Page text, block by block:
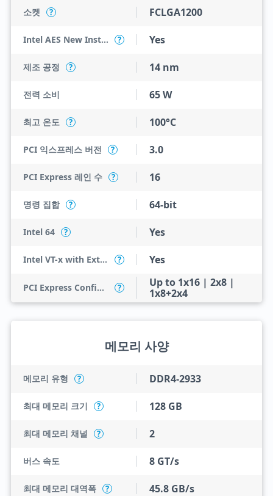
소켓 ? FCLGA1200
Intel AES New Instructions ? Yes
제조 공정 ? 14 nm
전력 소비 65 W
최고 온도 ? 100°C
PCI 익스프레스 버전 ? 3.0
PCI Express 레인 수 ? 16
명령 집합 ? 64-bit
Intel 64 ? Yes
Intel VT-x with Extended Page Tables (EPT) ? Yes
PCI Express Configurations ?
Up to 1x16 | 2x8 |
1x8+2x4
메모리 사양
메모리 유형 ? DDR4-2933
최대 메모리 크기 ? 128 GB
최대 메모리 채널 ? 2
버스 속도 8 GT/s
최대 메모리 대역폭 ? 45.8 GB/s